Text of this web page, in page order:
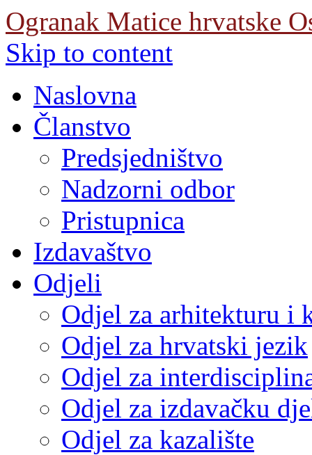
Ogranak Matice hrvatske
Skip to content
Naslovna
Članstvo
Predsjedništvo
Nadzorni odbor
Pristupnica
Izdavaštvo
Odjeli
Odjel za arhitekturu i
Odjel za hrvatski jezik
Odjel za
Odjel za izdavačku
Odjel za kazalište